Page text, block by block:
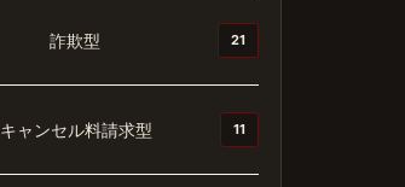
詐欺型 21
キャンセル料請求型 11